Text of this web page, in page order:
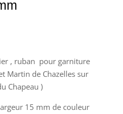
, ruban pour garniture
Martin de Chazelles sur
Chapeau )
15 mm de couleur